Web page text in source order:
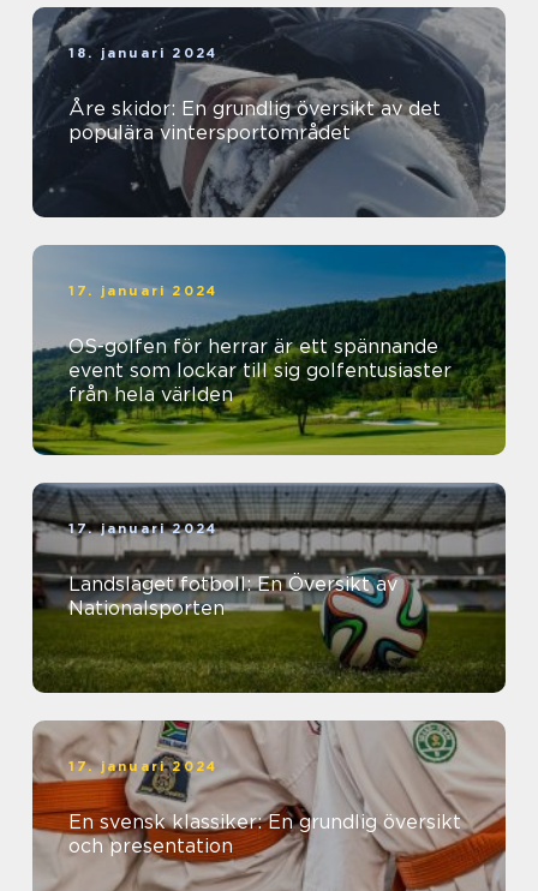
18. januari 2024
Åre skidor: En grundlig översikt av det
populära vintersportområdet
17. januari 2024
OS-golfen för herrar är ett spännande
event som lockar till sig golfentusiaster
från hela världen
17. januari 2024
Landslaget fotboll: En Översikt av
Nationalsporten
17. januari 2024
En svensk klassiker: En grundlig översikt
och presentation